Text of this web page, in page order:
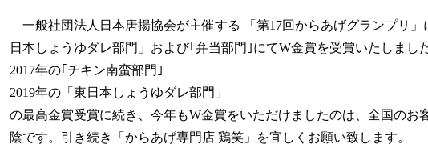
一般社団法人日本唐揚協会が主催する 「第17回からあげグランプリ」
日本しょうゆダレ部門」および｢弁当部門｣にてW金賞を受賞いたしました
2017年の｢チキン南蛮部門｣
2019年の「東日本しょうゆダレ部門」
の最高金賞受賞に続き、今年もW金賞をいただけましたのは、全国のお
陰です。引き続き「からあげ専門店 鶏笑」を宜しくお願い致します。